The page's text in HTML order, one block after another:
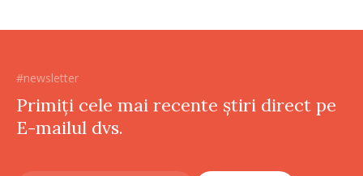
#newsletter
Primiți cele mai recente știri direct pe
E-mailul dvs.